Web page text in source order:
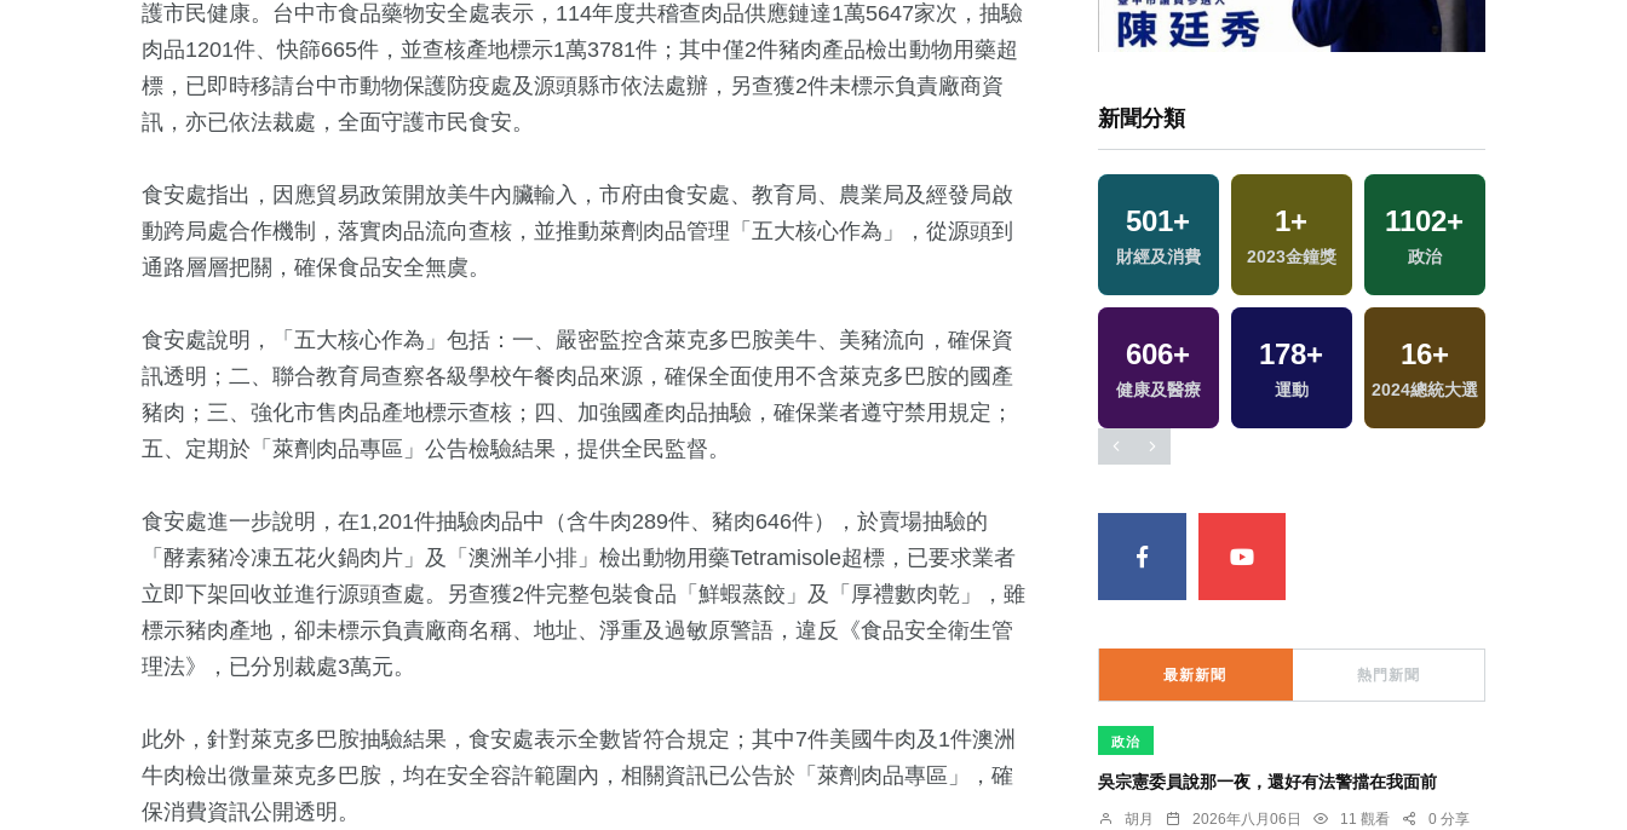
護市民健康。台中市食品藥物安全處表示，114年度共稽查肉品供應鏈達1萬5647家次，抽驗
肉品1201件、快篩665件，並查核產地標示1萬3781件；其中僅2件豬肉產品檢出動物用藥超
標，已即時移請台中市動物保護防疫處及源頭縣市依法處辦，另查獲2件未標示負責廠商資
訊，亦已依法裁處，全面守護市民食安。
食安處指出，因應貿易政策開放美牛內臟輸入，市府由食安處、教育局、農業局及經發局啟
動跨局處合作機制，落實肉品流向查核，並推動萊劑肉品管理「五大核心作為」，從源頭到
通路層層把關，確保食品安全無虞。
食安處說明，「五大核心作為」包括：一、嚴密監控含萊克多巴胺美牛、美豬流向，確保資
訊透明；二、聯合教育局查察各級學校午餐肉品來源，確保全面使用不含萊克多巴胺的國產
豬肉；三、強化市售肉品產地標示查核；四、加強國產肉品抽驗，確保業者遵守禁用規定；
五、定期於「萊劑肉品專區」公告檢驗結果，提供全民監督。
食安處進一步說明，在1,201件抽驗肉品中（含牛肉289件、豬肉646件），於賣場抽驗的
「酵素豬冷凍五花火鍋肉片」及「澳洲羊小排」檢出動物用藥Tetramisole超標，已要求業者
立即下架回收並進行源頭查處。另查獲2件完整包裝食品「鮮蝦蒸餃」及「厚禮數肉乾」，雖
標示豬肉產地，卻未標示負責廠商名稱、地址、淨重及過敏原警語，違反《食品安全衛生管
理法》，已分別裁處3萬元。
此外，針對萊克多巴胺抽驗結果，食安處表示全數皆符合規定；其中7件美國牛肉及1件澳洲
牛肉檢出微量萊克多巴胺，均在安全容許範圍內，相關資訊已公告於「萊劑肉品專區」，確
保消費資訊公開透明。
新聞分類
411+
旅遊
4+
兩岸佛教文化交
流專區
1459+
社會
368 +
熱門
2+
福建林公信俗文
化專區
38+
兩岸道教文化交
流專區
10+ + 254
1736+
生活
70+
影視 海峽論壇專區
501+
財經及消費
1+
2023金鐘獎
1102+
政治
606+
健康及醫療
178+
運動
16+
2024總統大選
最新新聞 熱門新聞
政治
吳宗憲委員說那一夜，還好有法警擋在我面前
胡月 2026年八月06日 11 觀看 0 分享